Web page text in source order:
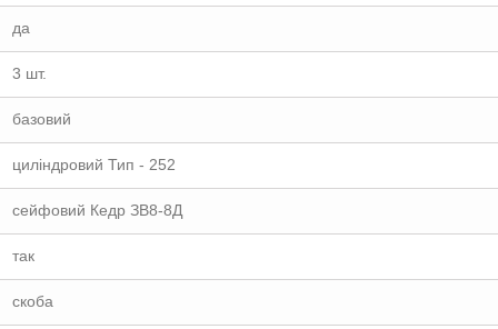
да
3 шт.
базовий
циліндровий Тип - 252
сейфовий Кедр ЗВ8-8Д
так
скоба